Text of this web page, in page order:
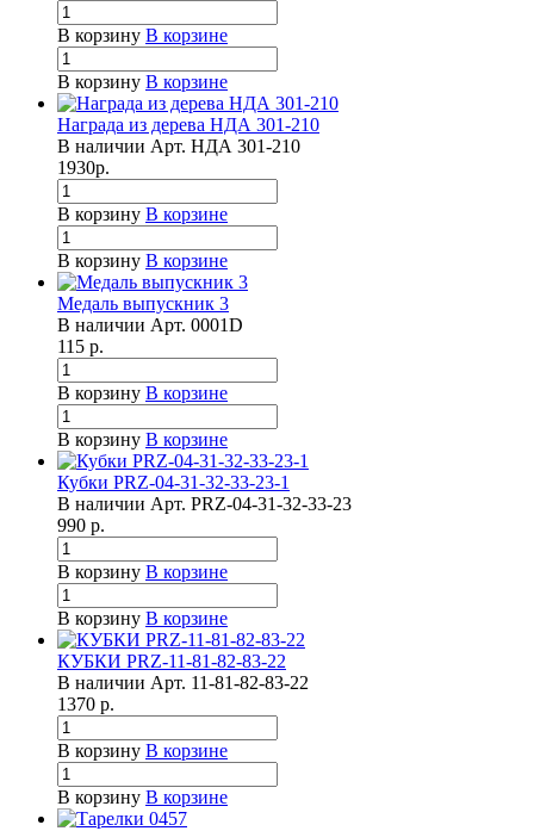
В корзину В корзине
В корзину В корзине
Награда из дерева НДА 301-210
В наличии Арт. НДА 301-210
1930р.
В корзину В корзине
В корзину В корзине
Медаль выпускник 3
В наличии Арт. 0001D
115 р.
В корзину В корзине
В корзину В корзине
Кубки PRZ-04-31-32-33-23-1
В наличии Арт. PRZ-04-31-32-33-23
990 р.
В корзину В корзине
В корзину В корзине
КУБКИ PRZ-11-81-82-83-22
В наличии Арт. 11-81-82-83-22
1370 р.
В корзину В корзине
В корзину В корзине